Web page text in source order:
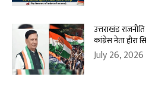
उत्तराखंड
कांग्रेस नेता हीरा
July 26, 2026